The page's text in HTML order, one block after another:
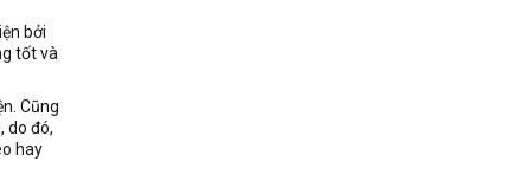
bởi
tốt và
Cũng
do đó,
hay